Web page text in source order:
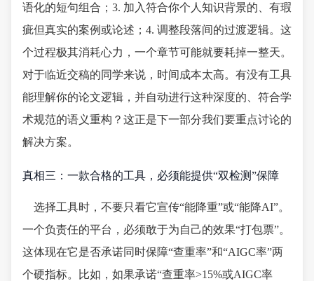
语化的短句组合；3. 加入符合你个人知识背景的、有瑕
疵但真实的案例或论述；4. 调整段落间的过渡逻辑。这
个过程极其消耗心力，一个章节可能就要耗掉一整天。
对于临近交稿的同学来说，时间成本太高。有没有工具
能理解你的论文逻辑，并自动进行这种深度的、符合学
术规范的语义重构？这正是下一部分我们要重点讨论的
解决方案。
真相三：一款合格的工具，必须能提供“双检测”保障
选择工具时，不要只看它宣传“能降重”或“能降AI”。
一个负责任的平台，必须敢于为自己的效果“打包票”。
这体现在它是否承诺同时保障“查重率”和“AIGC率”两
个硬指标。比如，如果承诺“查重率>15%或AIGC率